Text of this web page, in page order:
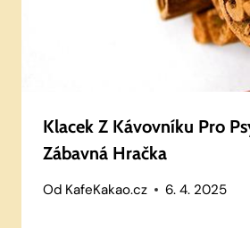
Klacek Z Kávovníku Pro
Zábavná Hračka
Od KafeKakao.cz 6. 4. 2025